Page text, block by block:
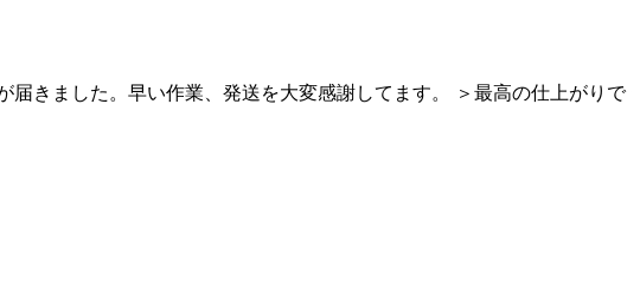
きました。早い作業、発送を大変感謝してます。 ＞最高の仕上がりで